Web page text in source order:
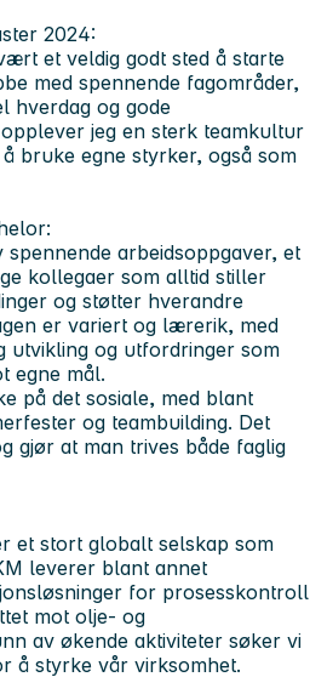
2024:
et veldig godt sted å starte
med spennende fagområder,
hverdag og gode
jeg en sterk teamkultur
bruke egne styrker, også som
arbeidsoppgaver, et
kollegaer som alltid stiller
og støtter hverandre
er variert og lærerik, med
utvikling og utfordringer som
egne mål.
på det sosiale, med blant
og teambuilding. Det
gjør at man trives både faglig
et stort globalt selskap som
leverer blant annet
for prosesskontroll
mot olje- og
av økende aktiviteter søker vi
å styrke vår virksomhet.